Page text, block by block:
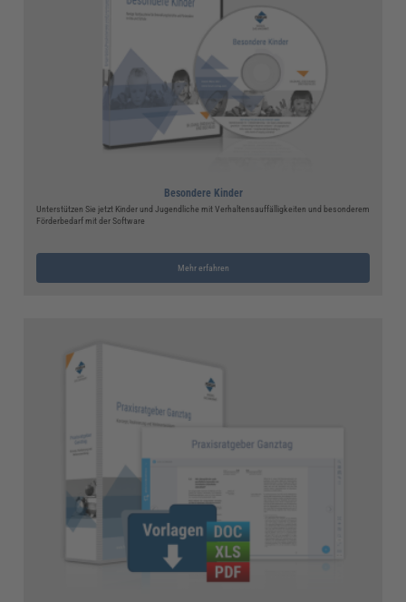
Besondere Kinder
Unterstützen Sie jetzt Kinder und Jugendliche mit Verhaltensauffälligkeiten und besonderem
Förderbedarf mit der Software
Mehr erfahren